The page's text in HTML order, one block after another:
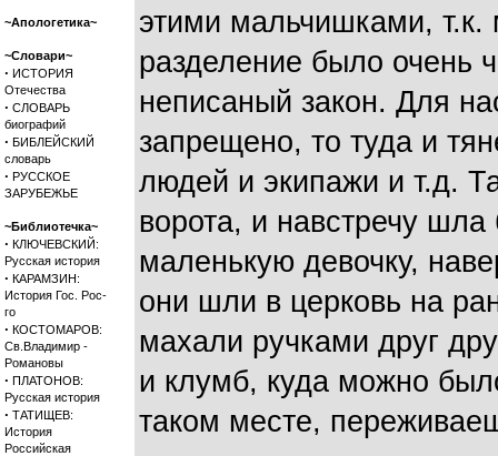
~Апологетика~
~Словари~
· ИСТОРИЯ
Отечества
· СЛОВАРЬ
биографий
· БИБЛЕЙСКИЙ
словарь
· РУССКОЕ
ЗАРУБЕЖЬЕ
~Библиотечка~
· КЛЮЧЕВСКИЙ:
Русская история
· КАРАМЗИН:
История Гос. Рос-
го
· КОСТОМАРОВ:
Св.Владимир -
Романовы
· ПЛАТОНОВ:
Русская история
· ТАТИЩЕВ:
История
Российская
этими мальчишками,
разделение было очень
неписаный закон. Для
запрещено, то туда и
людей и экипажи и т.д.
ворота, и навстречу
маленькую девочку,
они шли в церковь на
махали ручками друг
и клумб, куда можно
таком месте,